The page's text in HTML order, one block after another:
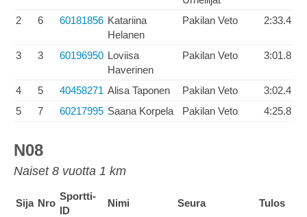
2 6 60181856 Katariina
Helanen
Pakilan Veto 2:33.4
3 3 60196950 Loviisa
Haverinen
Pakilan Veto 3:01.8
4 5 40458271 Alisa Taponen Pakilan Veto
3:02.4
5
7 60217995 Saana Korpela Pakilan Veto 4:25.8
N08
Naiset 8 vuotta 1 km
Sija Nro
Sportti-
ID
Nimi Seura Tulos